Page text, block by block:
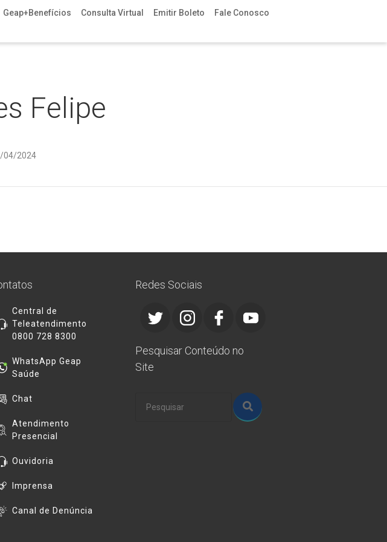
Geap+Benefícios Consulta Virtual Emitir Boleto
Fale Conosco
Felipe
04/2024
Central de
Teleatendimento
0800 728 8300
WhatsApp Geap
Saúde
Chat
Atendimento
Presencial
Ouvidoria
Imprensa
Canal de Denúncia
Redes Sociais
Pesquisar Conteúdo no
Site